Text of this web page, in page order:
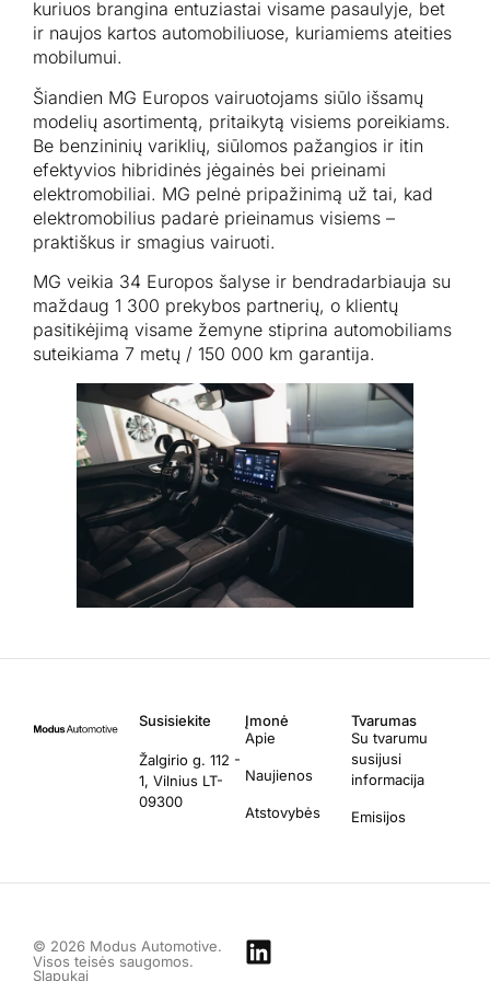
kuriuos brangina entuziastai visame pasaulyje, bet
ir naujos kartos automobiliuose, kuriamiems ateities
mobilumui.
Šiandien MG Europos vairuotojams siūlo išsamų
modelių asortimentą, pritaikytą visiems poreikiams.
Be benzininių variklių, siūlomos pažangios ir itin
efektyvios hibridinės jėgainės bei prieinami
elektromobiliai. MG pelnė pripažinimą už tai, kad
elektromobilius padarė prieinamus visiems –
praktiškus ir smagius vairuoti.
MG veikia 34 Europos šalyse ir bendradarbiauja su
maždaug 1 300 prekybos partnerių, o klientų
pasitikėjimą visame žemyne stiprina automobiliams
suteikiama 7 metų / 150 000 km garantija.
Susisiekite
Žalgirio g. 112 -
1, Vilnius LT-
09300
Įmonė
Apie
Naujienos
Atstovybės
Tvarumas
Su tvarumu
susijusi
informacija
Emisijos
© 2026 Modus Automotive.
Visos teisės saugomos.
Slapukai